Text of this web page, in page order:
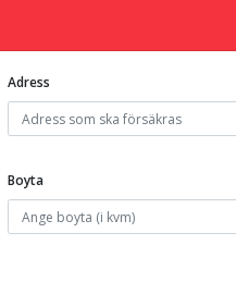
Adress
Boyta